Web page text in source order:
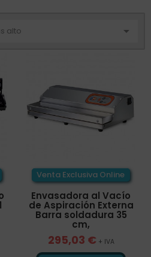
alto 
Venta Exclusiva Online
Envasadora al Vacío
de Aspiración Externa
Barra soldadura 35
cm,
295,03 € + IVA